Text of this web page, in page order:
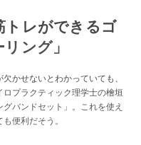
トレができるゴ
ング」
かせないとわかっていても、
プラクティック理学士の檜垣
バンドセット」。これを使え
便利だそう。